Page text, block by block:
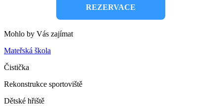
REZERVACE
Mohlo by Vás zajímat
Mateřská škola
Čistička
Rekonstrukce sportoviště
Dětské hřiště